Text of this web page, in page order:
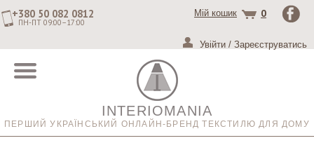
+380 50 082 0812
ПН-ПТ 09:00–17:00
Мій кошик 0
Увійти / Зареєструватись
INTERIOMANIA
ПЕРШИЙ УКРАЇНСЬКИЙ ОНЛАЙН-БРЕНД ТЕКСТИЛЮ ДЛЯ ДОМУ